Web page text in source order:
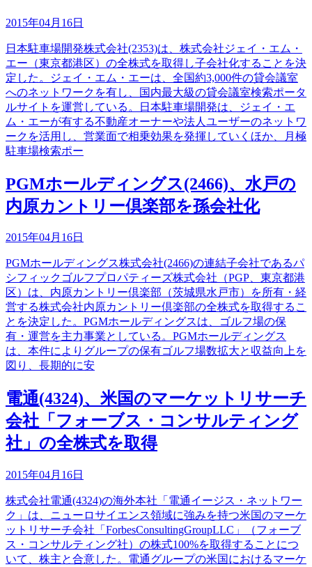
2015年04月16日
日本駐車場開発株式会社(2353)は、株式会社ジェイ・エム・
エー（東京都港区）の全株式を取得し子会社化することを決
定した。ジェイ・エム・エーは、全国約3,000件の貸会議室
へのネットワークを有し、国内最大級の貸会議室検索ポータ
ルサイトを運営している。日本駐車場開発は、ジェイ・エ
ム・エーが有する不動産オーナーや法人ユーザーのネットワ
ークを活用し、営業面で相乗効果を発揮していくほか、月極
駐車場検索ポー
PGMホールディングス(2466)、水戸の
内原カントリー倶楽部を孫会社化
2015年04月16日
PGMホールディングス株式会社(2466)の連結子会社であるパ
シフィックゴルフプロパティーズ株式会社（PGP、東京都港
区）は、内原カントリー倶楽部（茨城県水戸市）を所有・経
営する株式会社内原カントリー倶楽部の全株式を取得するこ
とを決定した。PGMホールディングスは、ゴルフ場の保
有・運営を主力事業としている。PGMホールディングス
は、本件によりグループの保有ゴルフ場数拡大と収益向上を
図り、長期的に安
電通(4324)、米国のマーケットリサーチ
会社「フォーブス・コンサルティング
社」の全株式を取得
2015年04月16日
株式会社電通(4324)の海外本社「電通イージス・ネットワー
ク」は、ニューロサイエンス領域に強みを持つ米国のマーケ
ットリサーチ会社「ForbesConsultingGroupLLC」（フォーブ
ス・コンサルティング社）の株式100%を取得することにつ
いて、株主と合意した。電通グループの米国におけるマーケ